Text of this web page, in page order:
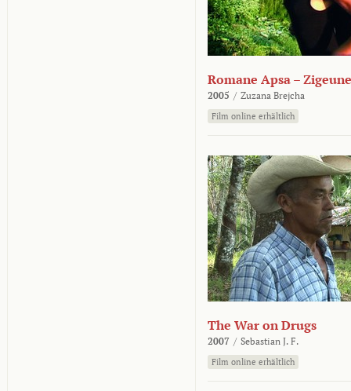
Romane Apsa –
2005 / Zuzana Brejcha
Film online erhältlich
The War on Drugs
2007 / Sebastian J. F.
Film online erhältlich